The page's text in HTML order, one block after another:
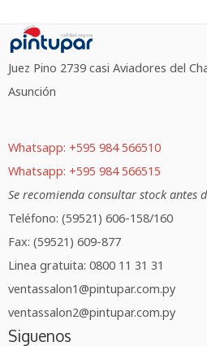
Juez Pino 2739 casi Aviadores del
Asunción
Whatsapp: +595 984 566510
Whatsapp: +595 984 566515
Se recomienda consultar stock antes
Teléfono: (59521) 606-158/160
Fax: (59521) 609-877
Linea gratuita: 0800 11 31 31
ventassalon1@pintupar.com.py
ventassalon2@pintupar.com.py
Siguenos